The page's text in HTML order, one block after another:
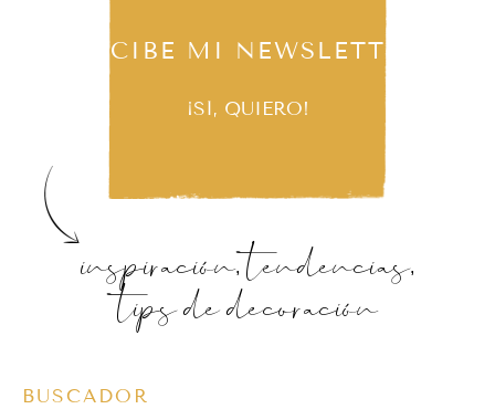
RECIBE MI NEWSLETTER
¡SÍ, QUIERO!
inspiración, tendencias,
tips de decoración
BUSCADOR